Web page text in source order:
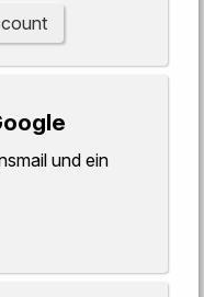
und ein